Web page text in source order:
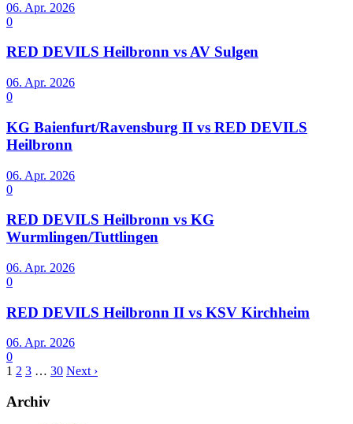
06. Apr. 2026
0
RED DEVILS Heilbronn vs AV Sulgen
06. Apr. 2026
0
KG Baienfurt/Ravensburg II vs RED DEVILS
Heilbronn
06. Apr. 2026
0
RED DEVILS Heilbronn vs KG
Wurmlingen/Tuttlingen
06. Apr. 2026
0
RED DEVILS Heilbronn II vs KSV Kirchheim
06. Apr. 2026
0
1 2 3 … 30 Next ›
Archiv